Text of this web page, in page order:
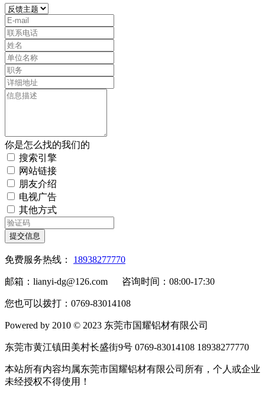
你是怎么找的我们的
搜索引擎
网站链接
朋友介绍
电视广告
其他方式
提交信息
免费服务热线： 18938277770
邮箱：lianyi-dg@126.com 咨询时间：08:00-17:30
您也可以拨打：0769-83014108
Powered by 2010 © 2023 东莞市国耀铝材有限公司
东莞市黄江镇田美村长盛街9号 0769-83014108 18938277770
本站所有内容均属东莞市国耀铝材有限公司所有，个人或企业
未经授权不得使用！